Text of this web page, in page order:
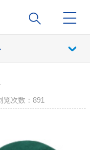
览次数：891